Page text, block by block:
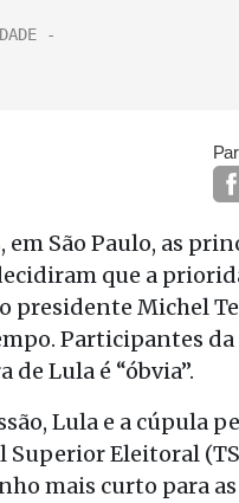
São Paulo, as
que a
presidente Michel
Participantes
Lula é “óbvia”.
Lula e a cúpula
Superior Eleitoral
mais curto para